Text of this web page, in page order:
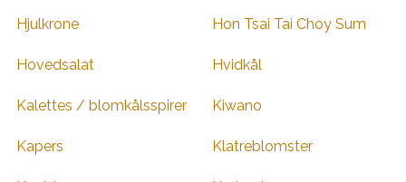
Hjulkrone Hon Tsai Tai Choy Sum
Hovedsalat Hvidkål
Kalettes / blomkålsspirer Kiwano
Kapers Klatreblomster